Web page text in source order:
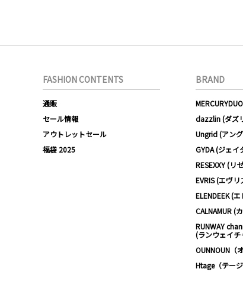
FASHION CONTENTS
通販
セール情報
アウトレットセール
福袋 2025
BRAND
dazzlin (ダズ
Ungrid (アン
GYDA (ジェイ
RESEXXY (リ
EVRIS (エヴリ
ELENDEEK (
CALNAMUR (
RUNWAY
(ランウェイ
OUNNOUN（
Htage（テージ